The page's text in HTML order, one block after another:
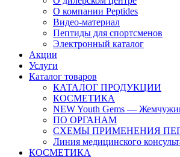
О компании Peptides
Видео-материал
Пептиды для спортсменов
Электронный каталог
Акции
Услуги
Каталог товаров
КАТАЛОГ ПРОДУКЦИИ
КОСМЕТИКА
NEW Youth Gems —
ПО ОРГАНАМ
СХЕМЫ ПРИМЕНЕНИЯ
Линия медицинского
КОСМЕТИКА